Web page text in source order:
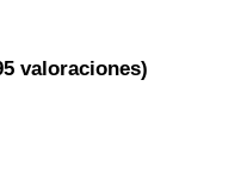
valoraciones)